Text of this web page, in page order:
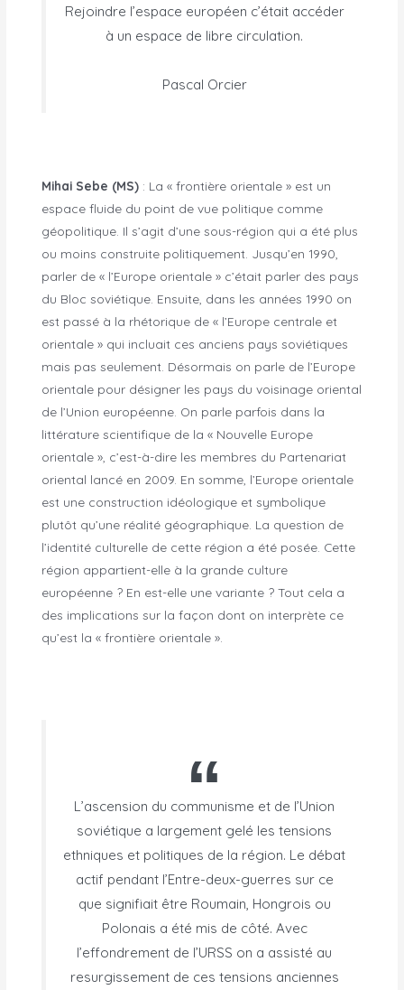
Rejoindre l’espace européen c’était accéder
à un espace de libre circulation.
Pascal Orcier
Mihai Sebe (MS) : La « frontière orientale » est un
espace fluide du point de vue politique comme
géopolitique. Il s’agit d’une sous-région qui a été plus
ou moins construite politiquement. Jusqu’en 1990,
parler de « l’Europe orientale » c’était parler des pays
du Bloc soviétique. Ensuite, dans les années 1990 on
est passé à la rhétorique de « l’Europe centrale et
orientale » qui incluait ces anciens pays soviétiques
mais pas seulement. Désormais on parle de l’Europe
orientale pour désigner les pays du voisinage oriental
de l’Union européenne. On parle parfois dans la
littérature scientifique de la « Nouvelle Europe
orientale », c’est-à-dire les membres du Partenariat
oriental lancé en 2009. En somme, l’Europe orientale
est une construction idéologique et symbolique
plutôt qu’une réalité géographique. La question de
l’identité culturelle de cette région a été posée. Cette
région appartient-elle à la grande culture
européenne ? En est-elle une variante ? Tout cela a
des implications sur la façon dont on interprète ce
qu’est la « frontière orientale ».
L’ascension du communisme et de l’Union
soviétique a largement gelé les tensions
ethniques et politiques de la région. Le débat
actif pendant l’Entre-deux-guerres sur ce
que signifiait être Roumain, Hongrois ou
Polonais a été mis de côté. Avec
l’effondrement de l’URSS on a assisté au
resurgissement de ces tensions anciennes